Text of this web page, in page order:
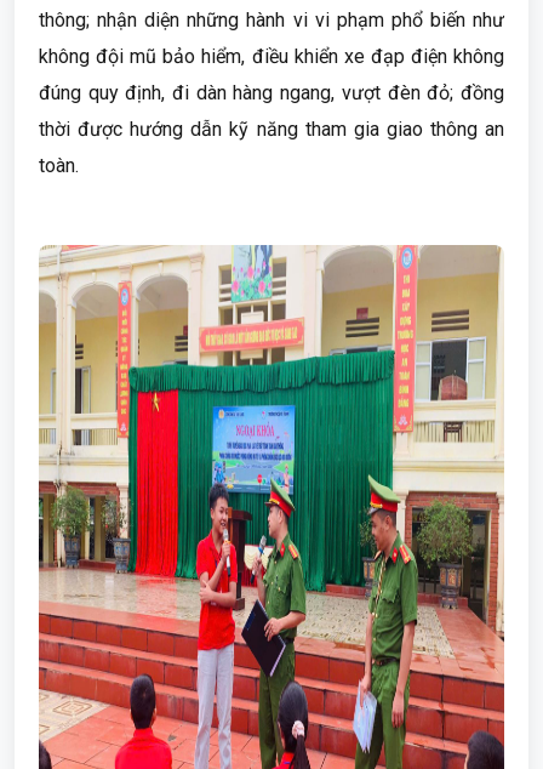
thông; nhận diện những hành vi vi phạm phổ biến như
không đội mũ bảo hiểm, điều khiển xe đạp điện không
đúng quy định, đi dàn hàng ngang, vượt đèn đỏ; đồng
thời được hướng dẫn kỹ năng tham gia giao thông an
toàn.